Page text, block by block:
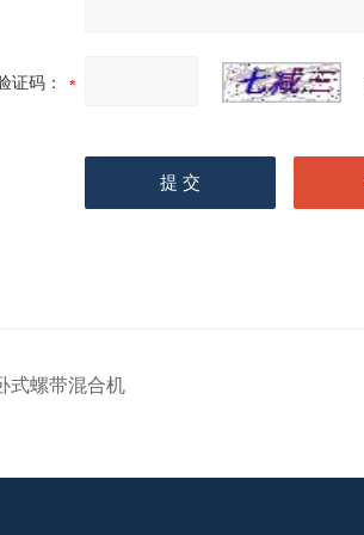
证码：
式螺带混合机